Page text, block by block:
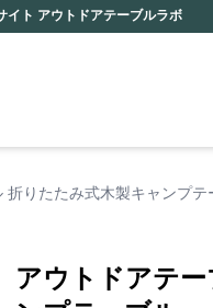
イト アウトドアテーブルラボ
折りたたみ式木製キャンプテ
アウトドアテ